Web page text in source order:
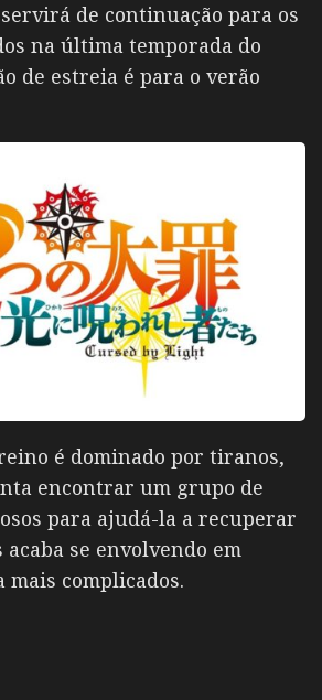
de continuação para os
na última temporada do
de estreia é para o verão
é dominado por tiranos,
encontrar um grupo de
para ajudá-la a recuperar
se envolvendo em
complicados.